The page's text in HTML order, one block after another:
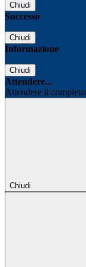
Chiudi
Successo
Chiudi
Informazione
Chiudi
Attendere...
Attendere il
Chiudi